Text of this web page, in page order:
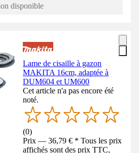
disponible
Lame de cisaille à gazon
MAKITA 16cm, adaptée à
DUM604 et UM600
Cet article n'a pas encore été
noté.
(0)
Prix — 36,79 € * Tous les prix
affichés sont des prix TTC,